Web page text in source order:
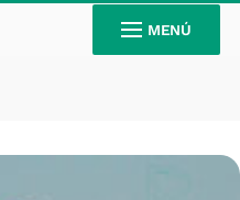
MENÚ